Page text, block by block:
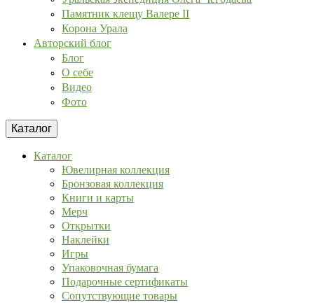
Памятник клещу Валере II
Корона Урала
Авторский блог
Блог
О себе
Видео
Фото
Каталог
Каталог
Ювелирная коллекция
Бронзовая коллекция
Книги и карты
Мерч
Открытки
Наклейки
Игры
Упаковочная бумага
Подарочные сертификаты
Сопутствующие товары